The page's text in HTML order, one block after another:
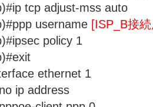
tcp adjust-mss auto
username [ISP_B接
policy 1
ethernet 1
ip address